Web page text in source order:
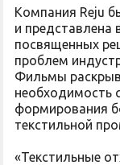
Компания Reju
и представлена
посвященных
проблем
Фильмы
необходимость
формирования
текстильной
«Текстильные